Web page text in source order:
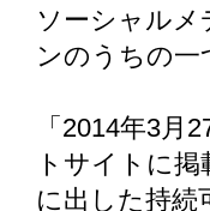
ソーシャル
ンのうちの
「2014年3
トサイトに
に出した持続